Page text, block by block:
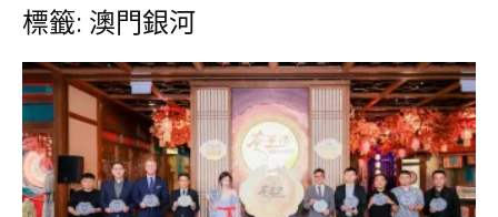
標籤: 澳門銀河